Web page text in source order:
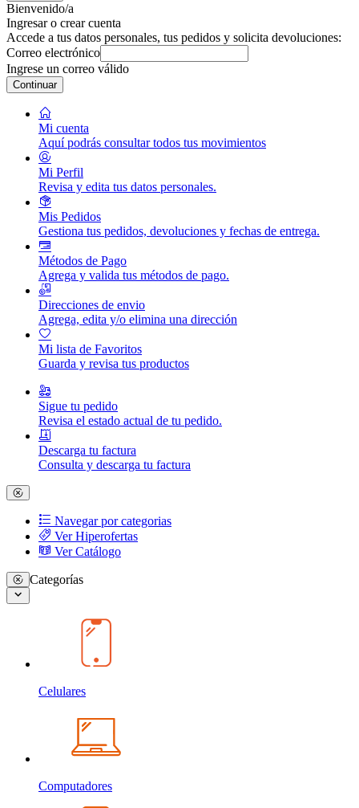
Bienvenido/a
Ingresar o crear cuenta
Accede a tus datos personales, tus pedidos y solicita devoluciones:
Correo electrónico
Ingrese un correo válido
Continuar
Mi cuenta
Aquí podrás consultar todos tus movimientos
Mi Perfil
Revisa y edita tus datos personales.
Mis Pedidos
Gestiona tus pedidos, devoluciones y fechas de entrega.
Métodos de Pago
Agrega y valida tus métodos de pago.
Direcciones de envio
Agrega, edita y/o elimina una dirección
Mi lista de Favoritos
Guarda y revisa tus productos
Sigue tu pedido
Revisa el estado actual de tu pedido.
Descarga tu factura
Consulta y descarga tu factura
Navegar por categorias
Ver Hiperofertas
Ver Catálogo
Categorías
Celulares
Computadores